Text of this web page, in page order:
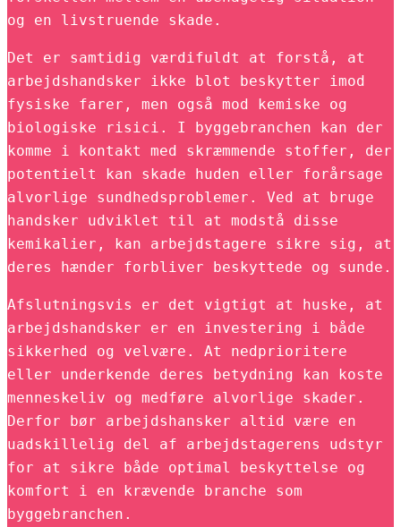
og en livstruende skade.
Det er samtidig værdifuldt at forstå, at
arbejdshandsker ikke blot beskytter imod
fysiske farer, men også mod kemiske og
biologiske risici. I byggebranchen kan der
komme i kontakt med skræmmende stoffer, der
potentielt kan skade huden eller forårsage
alvorlige sundhedsproblemer. Ved at bruge
handsker udviklet til at modstå disse
kemikalier, kan arbejdstagere sikre sig, at
deres hænder forbliver beskyttede og sunde.
Afslutningsvis er det vigtigt at huske, at
arbejdshandsker er en investering i både
sikkerhed og velvære. At nedprioritere
eller underkende deres betydning kan koste
menneskeliv og medføre alvorlige skader.
Derfor bør arbejdshansker altid være en
uadskillelig del af arbejdstagerens udstyr
for at sikre både optimal beskyttelse og
komfort i en krævende branche som
byggebranchen.